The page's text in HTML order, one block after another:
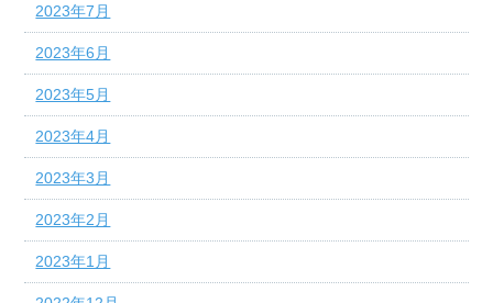
2023年7月
2023年6月
2023年5月
2023年4月
2023年3月
2023年2月
2023年1月